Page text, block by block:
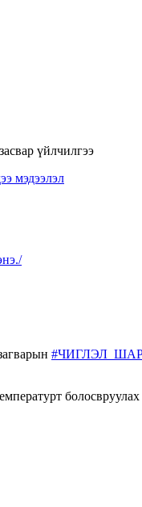
үйлчилгээ
мэдээлэл
болосвруулах